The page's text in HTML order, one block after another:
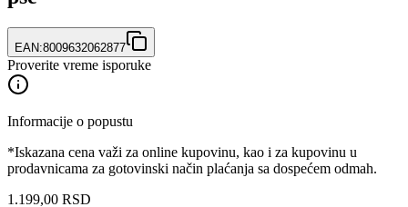
EAN:8009632062877
Proverite vreme isporuke
Informacije o popustu
*Iskazana cena važi za online kupovinu, kao i za kupovinu u
prodavnicama za gotovinski način plaćanja sa dospećem odmah.
1.199,00 RSD